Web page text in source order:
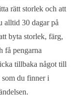
rätt storlek och att
alltid 30 dagar på
byta storlek, färg,
få pengarna
tillbaka något till
som du finner i